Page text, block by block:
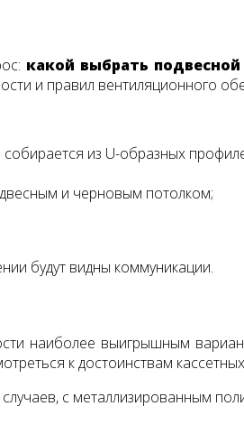
какой выбрать
и правил вентиляционного
из U-образных
и черновым потолком;
будут видны коммуникации.
наиболее выигрышным
к достоинствам
с металлизированным